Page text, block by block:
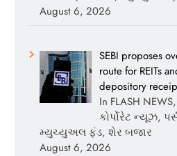
August 6, 2026
SEBI proposes
route for REITs
depository
In FLASH
કોર્પોરેટ ન્યૂઝ,
મ્યુચ્યુઅલ ફંડ, શેર બજાર
August 6, 2026